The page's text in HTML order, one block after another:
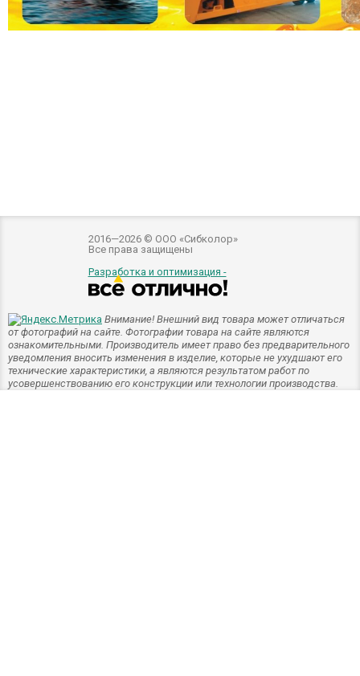
2016—2026 © ООО «Сибколор»
Все права защищены
Разработка и оптимизация -
Внимание! Внешний вид товара может отличаться
от фотографий на сайте. Фотографии товара на сайте являются
ознакомительными. Производитель имеет право без предварительного
уведомления вносить изменения в изделие, которые не ухудшают его
технические характеристики, а являются результатом работ по
усовершенствованию его конструкции или технологии производства.